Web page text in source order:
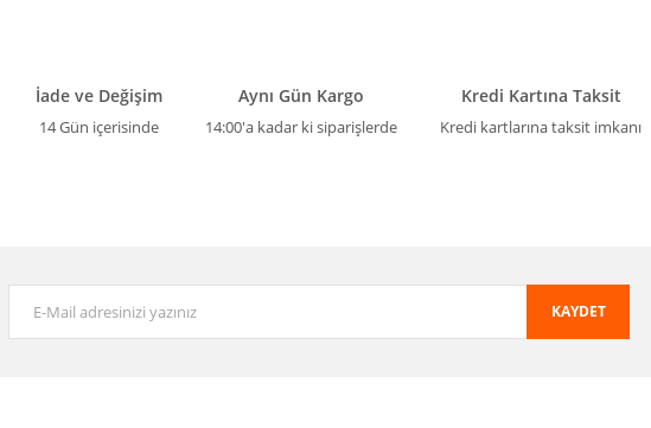
İade ve Değişim
14 Gün içerisinde
Aynı Gün Kargo
14:00'a kadar ki siparişlerde
Kredi Kartına Taksit
Kredi kartlarına taksit imkanı
KAYDET